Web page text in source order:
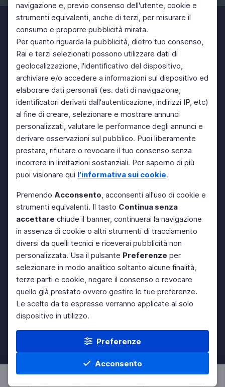
navigazione e, previo consenso dell'utente, cookie e
strumenti equivalenti, anche di terzi, per misurare il
consumo e proporre pubblicità mirata.
Per quanto riguarda la pubblicità, dietro tuo consenso,
Rai e terzi selezionati possono utilizzare dati di
geolocalizzazione, l'identificativo del dispositivo,
archiviare e/o accedere a informazioni sul dispositivo ed
elaborare dati personali (es. dati di navigazione,
identificatori derivati dall'autenticazione, indirizzi IP, etc)
al fine di creare, selezionare e mostrare annunci
personalizzati, valutare le performance degli annunci e
derivare osservazioni sul pubblico. Puoi liberamente
prestare, rifiutare o revocare il tuo consenso senza
incorrere in limitazioni sostanziali. Per saperne di più
puoi visionare qui l'informativa sui cookie.
Premendo Acconsento, acconsenti all'uso di cookie e
strumenti equivalenti. Il tasto Continua senza
accettare chiude il banner, continuerai la navigazione
in assenza di cookie o altri strumenti di tracciamento
diversi da quelli tecnici e riceverai pubblicità non
personalizzata. Usa il pulsante Preferenze per
selezionare in modo analitico soltanto alcune finalità,
terze parti e cookie, negare il consenso o revocare
quello già prestato ovvero gestire le tue preferenze.
Le scelte da te espresse verranno applicate al solo
dispositivo in utilizzo.
Preferenze
Acconsento